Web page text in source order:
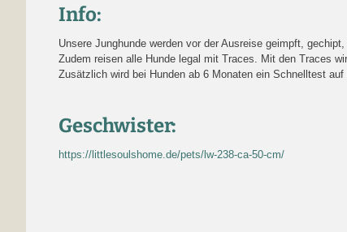
Info:
Unsere Junghunde werden vor der Ausreise geimpft,
Zudem reisen alle Hunde legal mit Traces. Mit den Traces
Zusätzlich wird bei Hunden ab 6 Monaten ein Schnelltest
Geschwister:
https://littlesoulshome.de/pets/lw-238-ca-50-cm/